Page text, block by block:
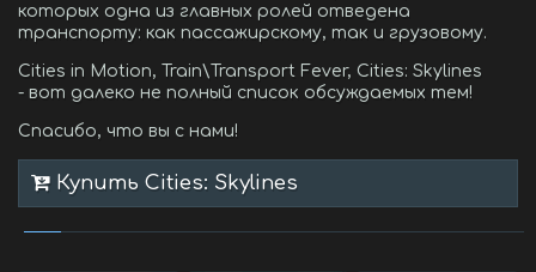
которых одна из главных ролей отведена
транспорту: как пассажирскому, так и грузовому.
Cities in Motion, Train\Transport Fever, Cities: Skylines
- вот далеко не полный список обсуждаемых тем!
Спасибо, что вы с нами!
Купить Cities: Skylines